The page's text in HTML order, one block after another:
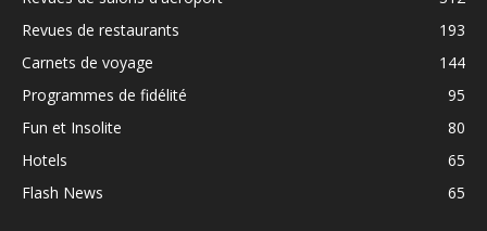
Revues de restaurants
193
Carnets de voyage
144
Programmes de fidélité
95
Fun et Insolite
80
Hotels
65
Flash News
65